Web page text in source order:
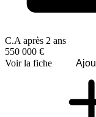
C.A après 2 ans
550 000 €
Voir la fiche